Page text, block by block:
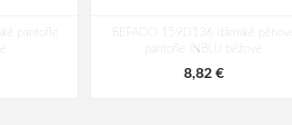
pantofle
BEFADO 159D136 dámské pěnové
pantofle INBLU béžové
8,82 €